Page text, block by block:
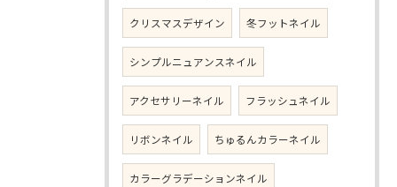
クリスマスデザイン 冬フットネイル
シンプルニュアンスネイル
アクセサリーネイル フラッシュネイル
リボンネイル ちゅるんカラーネイル
カラーグラデーションネイル